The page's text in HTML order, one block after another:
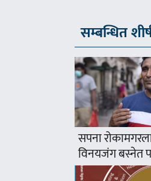
सम्बन्धित
सपना
विनयजंग बस्नेत